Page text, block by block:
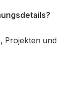
Projekten und